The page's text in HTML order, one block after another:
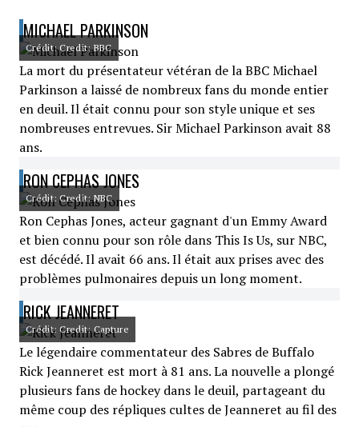
MICHAEL PARKINSON
Crédit: Credit: BBC
La mort du présentateur vétéran de la BBC Michael
Parkinson a laissé de nombreux fans du monde entier
en deuil. Il était connu pour son style unique et ses
nombreuses entrevues. Sir Michael Parkinson avait 88
ans.
RON CEPHAS JONES
Crédit: Credit: NBC
Ron Cephas Jones, acteur gagnant d'un Emmy Award
et bien connu pour son rôle dans This Is Us, sur NBC,
est décédé. Il avait 66 ans. Il était aux prises avec des
problèmes pulmonaires depuis un long moment.
RICK JEANNERET
Crédit: Credit: Capture
Le légendaire commentateur des Sabres de Buffalo
Rick Jeanneret est mort à 81 ans. La nouvelle a plongé
plusieurs fans de hockey dans le deuil, partageant du
même coup des répliques cultes de Jeanneret au fil des